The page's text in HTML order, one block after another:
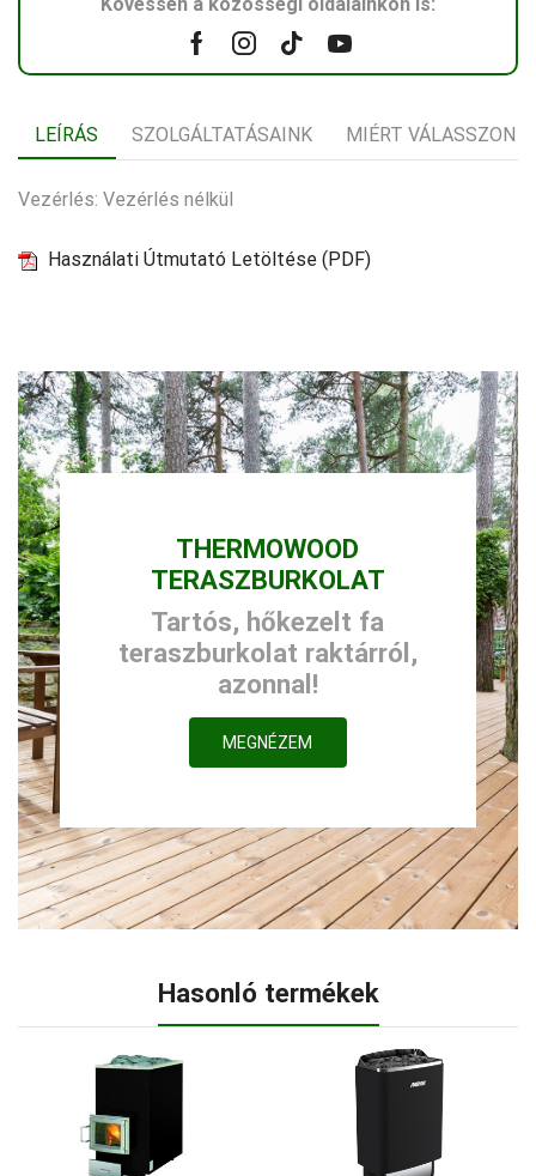
Facebook
Instagram
Tik- Youtube
LEÍRÁS SZOLGÁLTATÁSAINK MIÉRT VÁLASSZON
Vezérlés: Vezérlés nélkül
Használati Útmutató Letöltése (PDF)
THERMOWOOD
TERASZBURKOLAT
Tartós, hőkezelt fa
teraszburkolat raktárról,
azonnal!
MEGNÉZEM
Hasonló termékek